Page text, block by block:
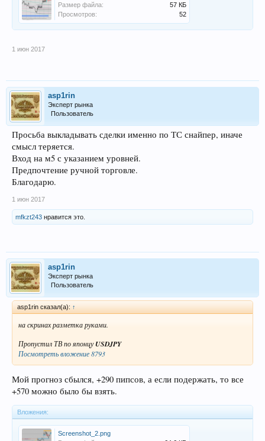
Размер файла:
57 КБ
Просмотров:
52
1 июн 2017
asp1rin
Эксперт рынка
Пользователь
Просьба выкладывать сделки именно по ТС снайпер, иначе
смысл теряется.
Вход на м5 с указанием уровней.
Предпочтение ручной торговле.
Благодарю.
1 июн 2017
mfkzt243 нравится это.
asp1rin
Эксперт рынка
Пользователь
asp1rin сказал(а): ↑
на скринах разметка руками.
Пропустил ТВ по японцуUSDJPY
Посмотреть вложение 8793
Мой прогноз сбылся, +290 пипсов, а если подержать, то все
+570 можно было бы взять.
Вложения:
Screenshot_2.png